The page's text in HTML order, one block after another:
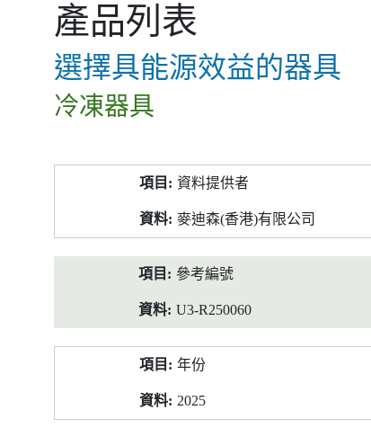
產品列表
選擇具能源效益的器具
冷凍器具
料
資料提供者
麥迪森(香港)有限公司
參考編號
U3-R250060
年份
2025